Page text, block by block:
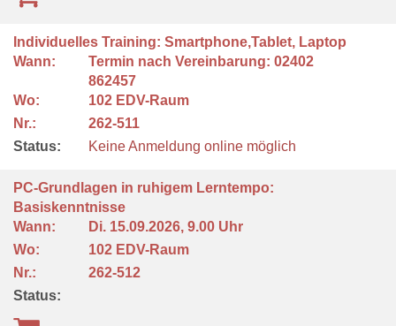
Individuelles Training: Smartphone,Tablet, Laptop
Wann:
Termin nach Vereinbarung: 02402
862457
Wo:
102 EDV-Raum
Nr.:
262-511
Status:
Keine Anmeldung online möglich
PC-Grundlagen in ruhigem Lerntempo:
Basiskenntnisse
Wann:
Di. 15.09.2026, 9.00 Uhr
Wo:
102 EDV-Raum
Nr.:
262-512
Status: